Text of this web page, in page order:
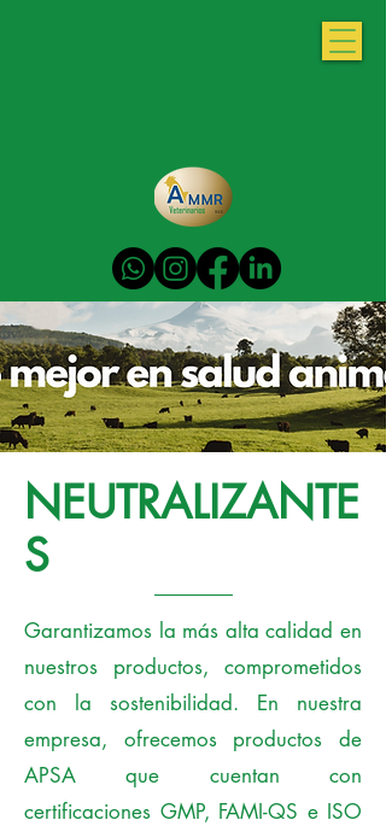
NEUTRALIZANTE
S
Garantizamos la más alta calidad en
nuestros productos, comprometidos
con la sostenibilidad. En nuestra
empresa, ofrecemos productos de
APSA que cuentan con
certificaciones GMP, FAMI-QS e ISO